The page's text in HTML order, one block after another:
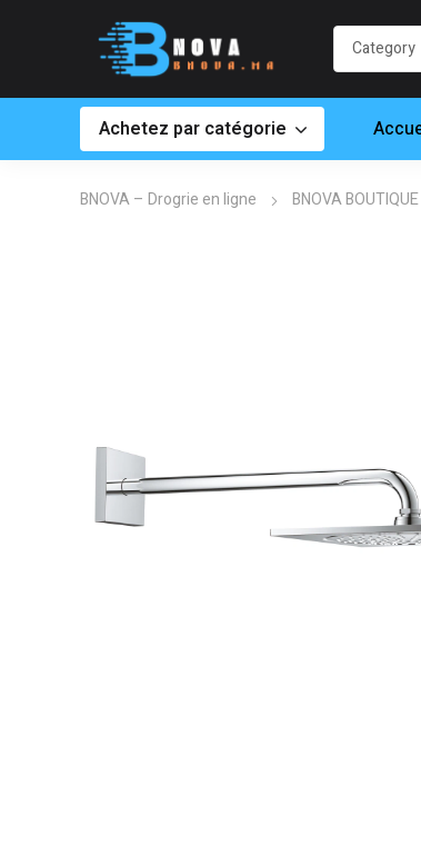
Achetez par catégorie
BNOVA – Drogrie en ligne BNOVA BOUTIQUE